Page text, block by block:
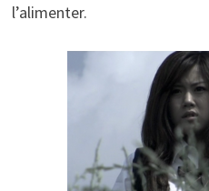
l’alimenter.